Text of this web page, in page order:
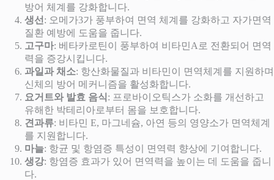
방어 체계를 강화합니다​​.
생선 : 오메가3가 풍부하여 면역 체계를 강화하고 자가면역
질환 예방에 도움을 줍니다​​.
고구마: 베타카로틴이 풍부하여 비타민A로 전환되어 면역
력을 증강시킵니다​​.
과일과 채소: 항산화물질과 비타민이 면역체계를 지원하며
신체의 방어 메커니즘을 활성화합니다​​.
요거트와 발효 음식: 프로바이오틱스가 소화를 개선하고
유해한 박테리아로부터 몸을 보호합니다​​.
견과류: 비타민 E, 마그네슘, 아연 등의 영양소가 면역체계
를 지원합니다​​.
마늘: 항균 및 항염증 특성이 면역력 향상에 기여합니다​​.
생강: 항염증 효과가 있어 면역력을 높이는 데 도움을 줍니
다​​.